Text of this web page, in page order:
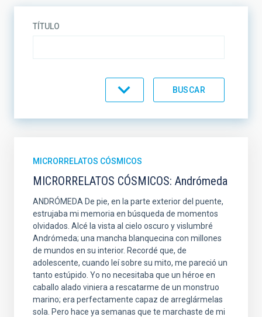
TÍTULO
MICRORRELATOS CÓSMICOS
MICRORRELATOS CÓSMICOS: Andrómeda
ANDRÓMEDA De pie, en la parte exterior del puente,
estrujaba mi memoria en búsqueda de momentos
olvidados. Alcé la vista al cielo oscuro y vislumbré
Andrómeda; una mancha blanquecina con millones
de mundos en su interior. Recordé que, de
adolescente, cuando leí sobre su mito, me pareció un
tanto estúpido. Yo no necesitaba que un héroe en
caballo alado viniera a rescatarme de un monstruo
marino; era perfectamente capaz de arreglármelas
sola. Pero hace ya semanas que te marchaste de mi